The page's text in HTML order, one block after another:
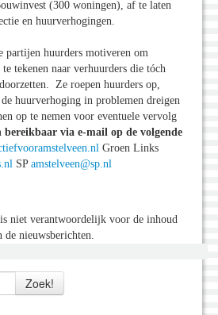
(300 woningen), af te laten
en huurverhogingen.
partijen huurders motiveren om
tekenen naar verhuurders die tóch
Ze roepen huurders op,
huurverhoging in problemen dreigen
op te nemen voor eventuele vervolg
via e-mail op de volgende
Groen Links
SP amstelveen@sp.nl
niet verantwoordelijk voor de inhoud
de nieuwsberichten.